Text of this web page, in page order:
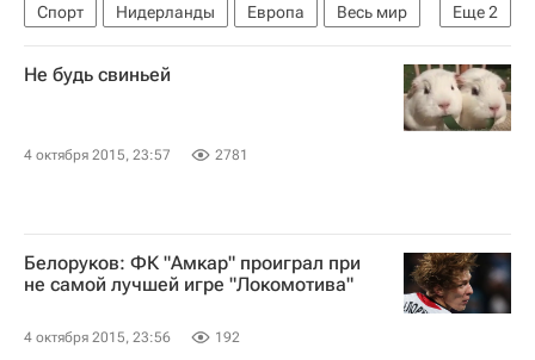
Еще2
Спорт Нидерланды Европа
Весь мир
Квинси Промес
Спартак Москва
Не будь свиньей
4 октября 2015, 23:57 2781
Белоруков: ФК "Амкар" проиграл при
не самой лучшей игре "Локомотива"
4 октября 2015, 23:56 192